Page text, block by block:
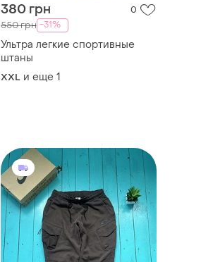
380 грн 0
550 грн -31%
Ультра легкие спортивные
штаны
XXL и еще 1